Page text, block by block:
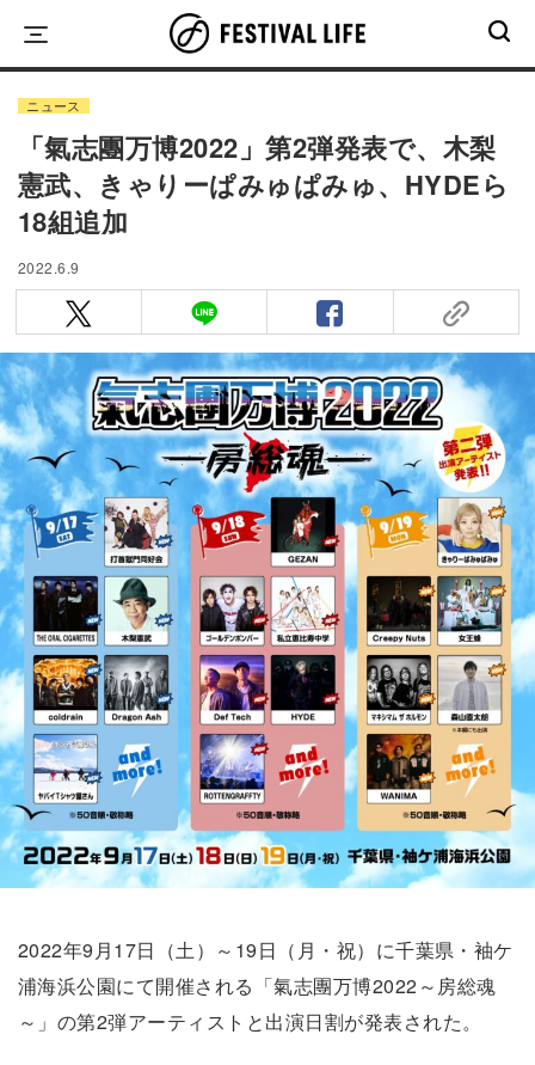
content
ニュース
「氣志團万博2022」第2弾発表で、木梨
憲武、きゃりーぱみゅぱみゅ、HYDEら
18組追加
2022.6.9
2022年9月17日（土）～19日（月・祝）に千葉県・袖ケ
浦海浜公園にて開催される「氣志團万博2022～房総魂
～」の第2弾アーティストと出演日割が発表された。